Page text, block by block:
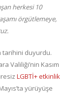
herkesi 10
örgütlemeye,
tarihini duyurdu.
Valiliği’nin Kasım
LGBTİ+ etkinlik
yürüyüşe